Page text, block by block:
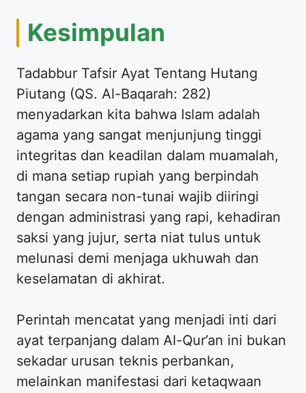
Kesimpulan
Tadabbur Tafsir Ayat Tentang Hutang
Piutang (QS. Al-Baqarah: 282)
menyadarkan kita bahwa Islam adalah
agama yang sangat menjunjung tinggi
integritas dan keadilan dalam muamalah,
di mana setiap rupiah yang berpindah
tangan secara non-tunai wajib diiringi
dengan administrasi yang rapi, kehadiran
saksi yang jujur, serta niat tulus untuk
melunasi demi menjaga ukhuwah dan
keselamatan di akhirat.
Perintah mencatat yang menjadi inti dari
ayat terpanjang dalam Al-Qur’an ini bukan
sekadar urusan teknis perbankan,
melainkan manifestasi dari ketaqwaan